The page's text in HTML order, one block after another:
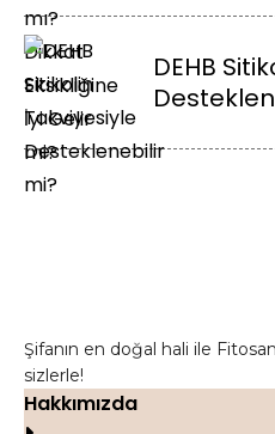
DEHB
Şifanın en doğal hali ile
sizlerle!
Hakkımızda